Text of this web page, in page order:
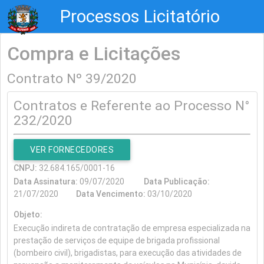
Processos Licitatório
Compra e Licitações
Contrato Nº 39/2020
Contratos e Referente ao Processo N°
232/2020
VER FORNECEDORES
CNPJ: 32.684.165/0001-16
Data Assinatura: 09/07/2020 Data Publicação:
21/07/2020 Data Vencimento: 03/10/2020
Objeto:
Execução indireta de contratação de empresa especializada na
prestação de serviços de equipe de brigada profissional
(bombeiro civil), brigadistas, para execução das atividades de